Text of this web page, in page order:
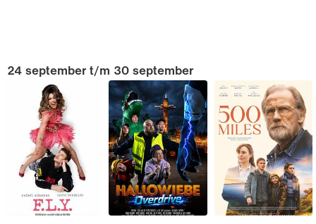
24 september t/m 30 september